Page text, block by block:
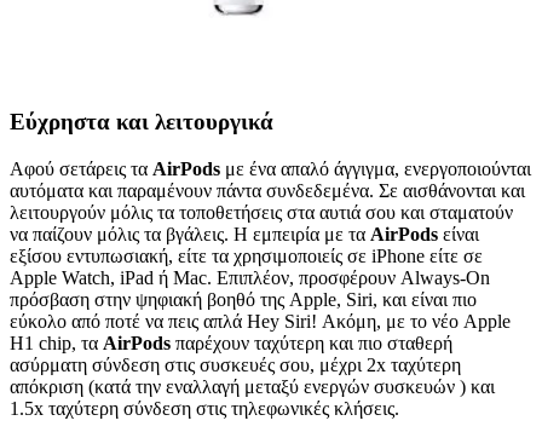
Εύχρηστα και λειτουργικά
Αφού σετάρεις τα AirPods με ένα απαλό άγγιγμα, ενεργοποιούνται
αυτόματα και παραμένουν πάντα συνδεδεμένα. Σε αισθάνονται και
λειτουργούν μόλις τα τοποθετήσεις στα αυτιά σου και σταματούν
να παίζουν μόλις τα βγάλεις. Η εμπειρία με τα AirPods είναι
εξίσου εντυπωσιακή, είτε τα χρησιμοποιείς σε iPhone είτε σε
Apple Watch, iPad ή Mac. Επιπλέον, προσφέρουν Always-On
πρόσβαση στην ψηφιακή βοηθό της Apple, Siri, και είναι πιο
εύκολο από ποτέ να πεις απλά Hey Siri! Ακόμη, με το νέο Apple
H1 chip, τα AirPods παρέχουν ταχύτερη και πιο σταθερή
ασύρματη σύνδεση στις συσκευές σου, μέχρι 2x ταχύτερη
απόκριση (κατά την εναλλαγή μεταξύ ενεργών συσκευών ) και
1.5x ταχύτερη σύνδεση στις τηλεφωνικές κλήσεις.